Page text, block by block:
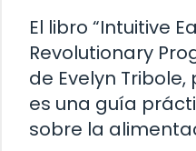
El libro “Intuitive
Revolutionary
de Evelyn Tribole,
es una guía
sobre la